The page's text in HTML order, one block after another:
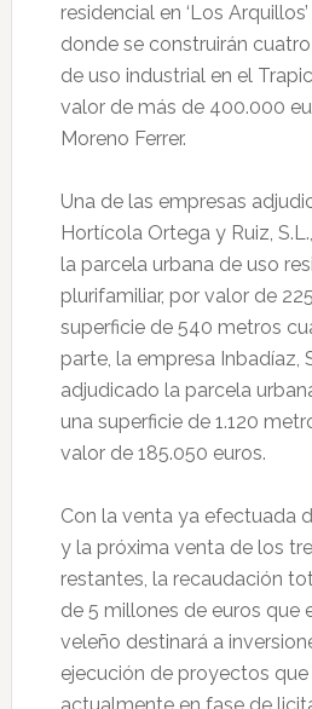
residencial en ‘Los
donde se construirán
de uso industrial en el
valor de más de 400.000
Moreno Ferrer.
Una de las empresas
Hortícola Ortega y Ruiz,
la parcela urbana de uso
plurifamiliar, por valor de
superficie de 540 metros
parte, la empresa Inbadíaz,
adjudicado la parcela
una superficie de 1.120
valor de 185.050 euros.
Con la venta ya efectuada
y la próxima venta de los
restantes, la recaudación
de 5 millones de euros que
veleño destinará a
ejecución de proyectos